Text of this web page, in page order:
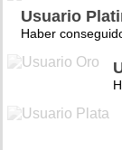
Usuario
Haber